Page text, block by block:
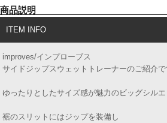
商品説明
ITEM INFO
improves/インプローブス
サイドジップスウェットトレーナーのご紹介で
ゆったりとしたサイズ感が魅力のビッグシルエ
裾のスリットにはジップを装備し